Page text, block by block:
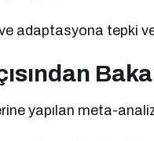
adaptasyona tepki
yapılan meta-